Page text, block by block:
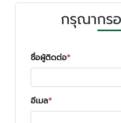
กรุณากร
ชื่อผู้ติดต่อ
อีเมล